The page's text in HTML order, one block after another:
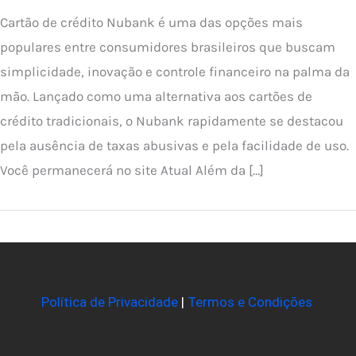
Cartão de crédito Nubank é uma das opções mais
populares entre consumidores brasileiros que buscam
simplicidade, inovação e controle financeiro na palma da
mão. Lançado como uma alternativa aos cartões de
crédito tradicionais, o Nubank rapidamente se destacou
pela ausência de taxas abusivas e pela facilidade de uso.
Você permanecerá no site Atual Além da […]
Política de Privacidade| Termos e Condições